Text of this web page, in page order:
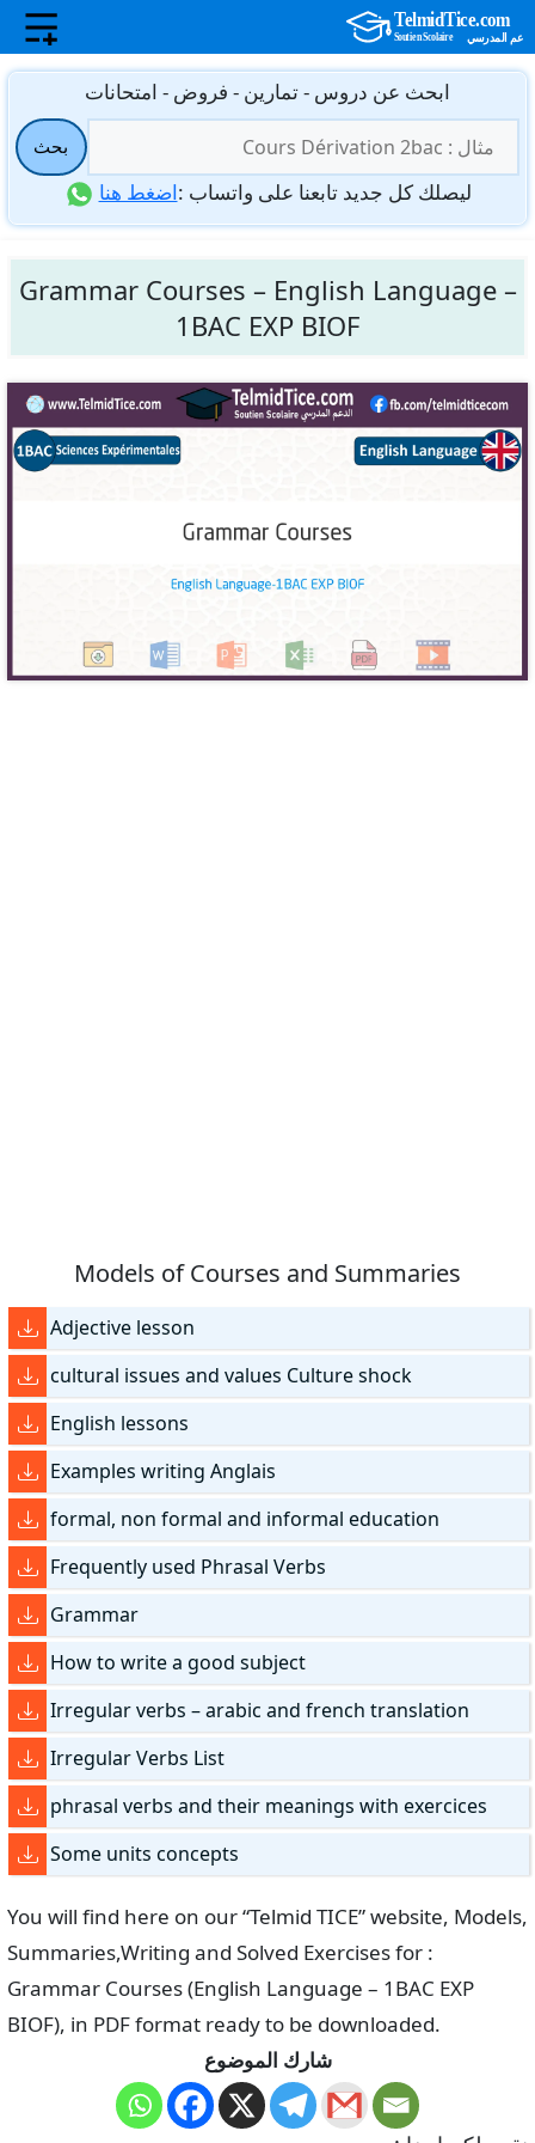
انتقل
المحتوى
ابحث عن دروس - تمارين - فروض - امتحانات
عن:
بحث
ليصلك كل جديد تابعنا على واتساب :اضغط هنا
Grammar Courses – English Language –
1BAC EXP BIOF
Models of Courses and Summaries
Adjective lesson
cultural issues and values Culture shock
English lessons
Examples writing Anglais
formal, non formal and informal education
Frequently used Phrasal Verbs
Grammar
How to write a good subject
Irregular verbs – arabic and french translation
Irregular Verbs List
phrasal verbs and their meanings with exercices
Some units concepts
You will find here on our “Telmid TICE” website, Models,
Summaries,Writing and Solved Exercises for :
Grammar Courses (English Language – 1BAC EXP
BIOF), in PDF format ready to be downloaded.
شارك الموضوع